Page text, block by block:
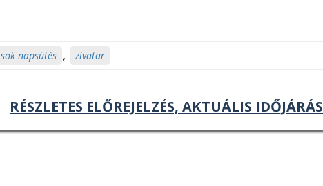
sok napsütés , zivatar
RÉSZLETES ELŐREJELZÉS, AKTUÁLIS IDŐJÁRÁS